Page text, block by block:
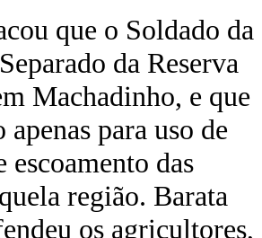
que o Soldado da
da Reserva
Machadinho, e que
apenas para uso de
escoamento das
região. Barata
os agricultores,